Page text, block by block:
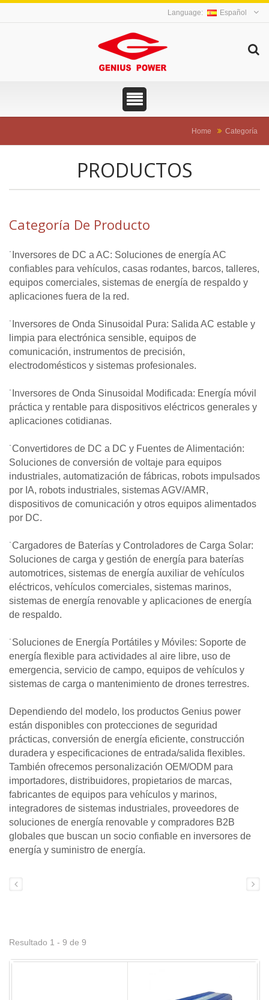
Español
Home Categoría
PRODUCTOS
Categoría De Producto
˙Inversores de DC a AC: Soluciones de energía AC
confiables para vehículos, casas rodantes, barcos, talleres,
equipos comerciales, sistemas de energía de respaldo y
aplicaciones fuera de la red.
˙Inversores de Onda Sinusoidal Pura: Salida AC estable y
limpia para electrónica sensible, equipos de
comunicación, instrumentos de precisión,
electrodomésticos y sistemas profesionales.
˙Inversores de Onda Sinusoidal Modificada: Energía móvil
práctica y rentable para dispositivos eléctricos generales y
aplicaciones cotidianas.
˙Convertidores de DC a DC y Fuentes de Alimentación:
Soluciones de conversión de voltaje para equipos
industriales, automatización de fábricas, robots impulsados
por IA, robots industriales, sistemas AGV/AMR,
dispositivos de comunicación y otros equipos alimentados
por DC.
˙Cargadores de Baterías y Controladores de Carga Solar:
Soluciones de carga y gestión de energía para baterías
automotrices, sistemas de energía auxiliar de vehículos
eléctricos, vehículos comerciales, sistemas marinos,
sistemas de energía renovable y aplicaciones de energía
de respaldo.
˙Soluciones de Energía Portátiles y Móviles: Soporte de
energía flexible para actividades al aire libre, uso de
emergencia, servicio de campo, equipos de vehículos y
sistemas de carga o mantenimiento de drones terrestres.
Dependiendo del modelo, los productos Genius power
están disponibles con protecciones de seguridad
prácticas, conversión de energía eficiente, construcción
duradera y especificaciones de entrada/salida flexibles.
También ofrecemos personalización OEM/ODM para
importadores, distribuidores, propietarios de marcas,
fabricantes de equipos para vehículos y marinos,
integradores de sistemas industriales, proveedores de
soluciones de energía renovable y compradores B2B
globales que buscan un socio confiable en inversores de
energía y suministro de energía.
Resultado 1 - 9 de 9